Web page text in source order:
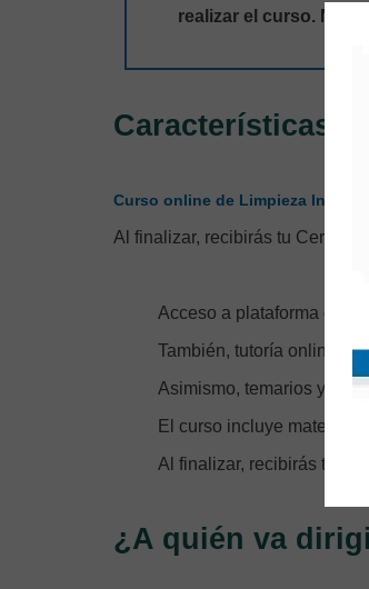
realizar el curso. No
Características
Curso online de Limpieza
Al finalizar, recibirás tu
Acceso a plataforma de
También, tutoría online
Asimismo, temarios y
El curso incluye material
Al finalizar, recibirás tu
¿A quién va